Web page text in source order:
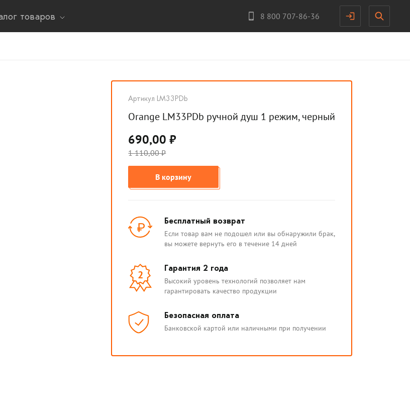
товаров 8 800 707-86-36
Артикул LM33PDb
Orange LM33PDb ручной душ 1 режим, черный
690,00 ₽
1 110,00 ₽
В корзину
Бесплатный возврат
Если товар вам не подошел или вы обнаружили брак,
вы можете вернуть его в течение 14 дней
2 Гарантия 2 года
Высокий уровень технологий позволяет нам
гарантировать качество продукции
Безопасная оплата
Банковской картой или наличными при получении